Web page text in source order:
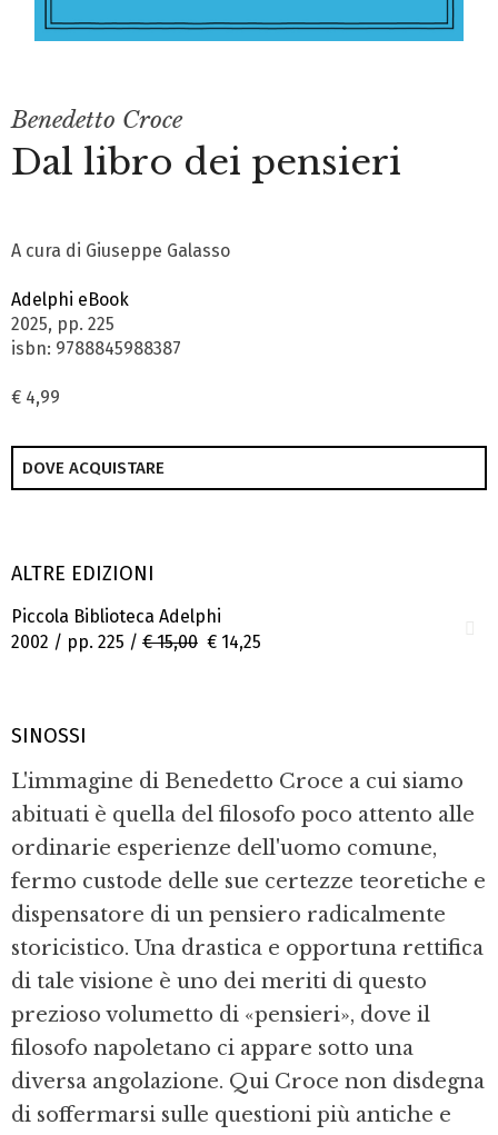
Benedetto Croce
Dal libro dei pensieri
A cura di Giuseppe Galasso
Adelphi eBook
2025, pp. 225
isbn: 9788845988387
€ 4,99
DOVE ACQUISTARE
ALTRE EDIZIONI
Piccola Biblioteca Adelphi
2002 / pp. 225 / € 15,00 € 14,25
SINOSSI
L'immagine di Benedetto Croce a cui siamo
abituati è quella del filosofo poco attento alle
ordinarie esperienze dell'uomo comune,
fermo custode delle sue certezze teoretiche e
dispensatore di un pensiero radicalmente
storicistico. Una drastica e opportuna rettifica
di tale visione è uno dei meriti di questo
prezioso volumetto di «pensieri», dove il
filosofo napoletano ci appare sotto una
diversa angolazione. Qui Croce non disdegna
di soffermarsi sulle questioni più antiche e